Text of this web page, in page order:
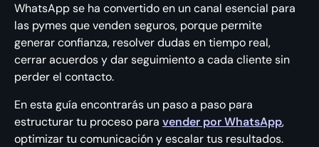
WhatsApp se ha convertido en un canal esencial para
las pymes que venden seguros, porque permite
generar confianza, resolver dudas en tiempo real,
cerrar acuerdos y dar seguimiento a cada cliente sin
perder el contacto.
En esta guía encontrarás un paso a paso para
estructurar tu proceso para vender por WhatsApp,
optimizar tu comunicación y escalar tus resultados.